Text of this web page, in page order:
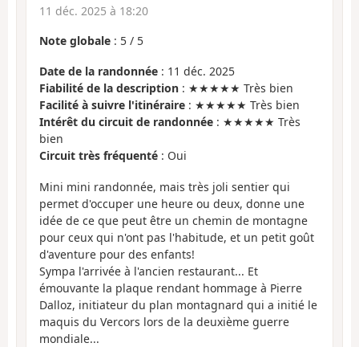
11 déc. 2025 à 18:20
Note globale : 5 / 5
Date de la randonnée : 11 déc. 2025
Fiabilité de la description : ★★★★★ Très bien
Facilité à suivre l'itinéraire : ★★★★★ Très bien
Intérêt du circuit de randonnée : ★★★★★ Très
bien
Circuit très fréquenté : Oui
Mini mini randonnée, mais très joli sentier qui
permet d'occuper une heure ou deux, donne une
idée de ce que peut être un chemin de montagne
pour ceux qui n'ont pas l'habitude, et un petit goût
d'aventure pour des enfants!
Sympa l'arrivée à l'ancien restaurant... Et
émouvante la plaque rendant hommage à Pierre
Dalloz, initiateur du plan montagnard qui a initié le
maquis du Vercors lors de la deuxième guerre
mondiale...